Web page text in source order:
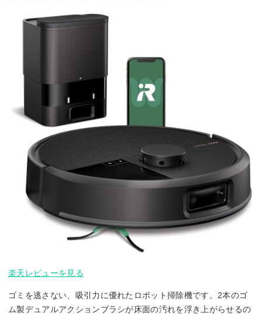
楽天レビューを見る
ゴミを逃さない、吸引力に優れたロボット掃除機です。2本のゴ
ム製デュアルアクションブラシが床面の汚れを浮き上がらせるの